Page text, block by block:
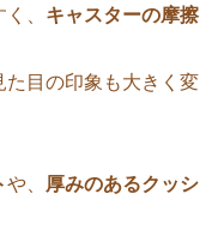
、 キャスターの摩擦
目の印象も大きく変
や、 厚みのあるクッシ